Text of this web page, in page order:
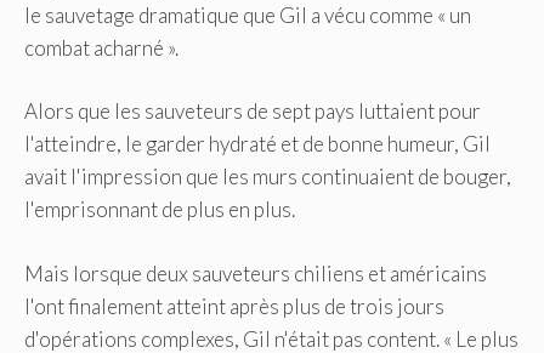
le sauvetage dramatique que Gil a vécu comme « un
combat acharné ».
Alors que les sauveteurs de sept pays luttaient pour
l'atteindre, le garder hydraté et de bonne humeur, Gil
avait l'impression que les murs continuaient de bouger,
l'emprisonnant de plus en plus.
Mais lorsque deux sauveteurs chiliens et américains
l'ont finalement atteint après plus de trois jours
d'opérations complexes, Gil n'était pas content. « Le plus